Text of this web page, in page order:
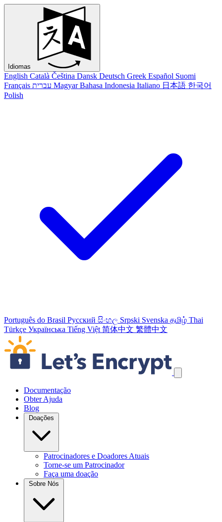
Idiomas
English Català Čeština Dansk Deutsch Greek Español Suomi
Français עברית Magyar Bahasa Indonesia Italiano 日本語 한국어
Polish
Português do Brasil Русский සිංහල Srpski Svenska தமிழ் Thai
Türkçe Українська Tiếng Việt 简体中文 繁體中文
Ignorar links de navegação
Documentação
Obter Ajuda
Blog
Doações
Patrocinadores e Doadores Atuais
Torne-se um Patrocinador
Faça uma doação
Sobre Nós